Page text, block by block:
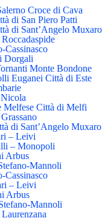
Croce di Cava
di San Piero Patti
di Sant’Angelo Muxaro
Cassinasco
Dorgali
Monte Bondone
Euganei Città di Este
Melfese Città di Melfi
di Sant’Angelo Muxaro
– Leivi
– Monopoli
Arbus
Mannoli
Cassinasco
– Leivi
Arbus
Mannoli